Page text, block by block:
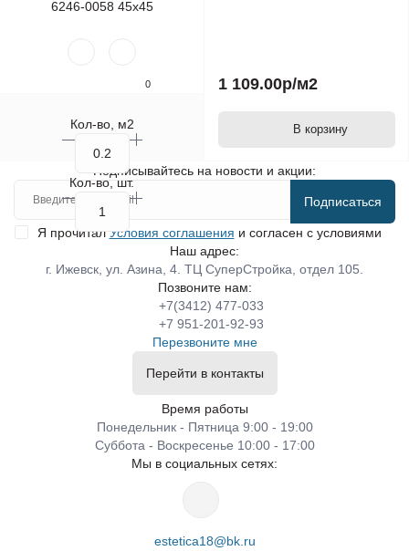
0
Кол-во, м2
Кол-во, шт.
1 109.00р/м2
В корзину
Подписывайтесь на новости и акции:
Подписаться
Я прочитал Условия соглашения и согласен с условиями
Наш адрес:
г. Ижевск, ул. Азина, 4. ТЦ СуперСтройка, отдел 105.
Позвоните нам:
+7(3412) 477-033
+7 951-201-92-93
Перезвоните мне
Перейти в контакты
Время работы
Понедельник - Пятница 9:00 - 19:00
Суббота - Воскресенье 10:00 - 17:00
Мы в социальных сетях:
estetica18@bk.ru